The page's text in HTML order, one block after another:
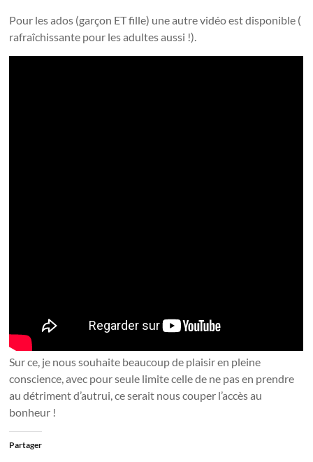
Pour les ados (garçon ET fille) une autre vidéo est disponible (
rafraîchissante pour les adultes aussi !).
Sur ce, je nous souhaite beaucoup de plaisir en pleine
conscience, avec pour seule limite celle de ne pas en prendre
au détriment d’autrui, ce serait nous couper l’accès au
bonheur !
Partager